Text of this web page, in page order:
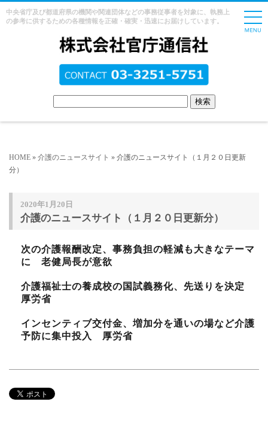
中央省庁及び都道府県の機関や関連団体などの事務従事者を対象に、執務上
の参考に供するための各種情報を正確・確実・迅速にお届けしています。
HOME » 介護のニュースサイト » 介護のニュースサイト（１月２０日更新
分）
2020年1月20日
介護のニュースサイト（１月２０日更新分）
次の介護報酬改定、事務負担の軽減も大きなテーマ
に 老健局長が意欲
介護福祉士の養成校の国試義務化、先送りを決定
厚労省
インセンティブ交付金、増加分を通いの場など介護
予防に集中投入 厚労省